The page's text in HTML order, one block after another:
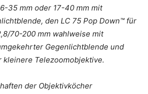
35 mm oder 17-40 mm mit
den LC 75 Pop Down™ für
70-200 mm wahlweise mit
Gegenlichtblende und
kleinere Telezoomobjektive.
der Objektivköcher